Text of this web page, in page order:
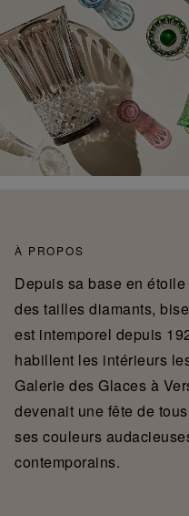
À PROPOS
Depuis sa base en
des tailles diamants,
est intemporel depuis
habillent les intérieurs
Galerie des Glaces à
devenait une fête de
ses couleurs
contemporains.